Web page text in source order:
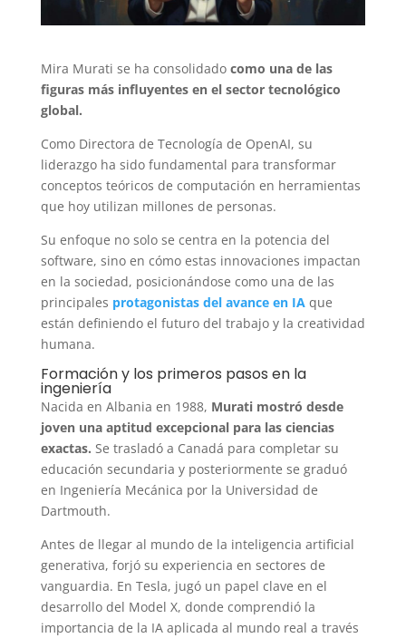
Mira Murati se ha consolidado como una de las
figuras más influyentes en el sector tecnológico
global.
Como Directora de Tecnología de OpenAI, su
liderazgo ha sido fundamental para transformar
conceptos teóricos de computación en herramientas
que hoy utilizan millones de personas.
Su enfoque no solo se centra en la potencia del
software, sino en cómo estas innovaciones impactan
en la sociedad, posicionándose como una de las
principales protagonistas del avance en IAque
están definiendo el futuro del trabajo y la creatividad
humana.
Formación y los primeros pasos en la
ingeniería
Nacida en Albania en 1988, Murati mostró desde
joven una aptitud excepcional para las ciencias
exactas. Se trasladó a Canadá para completar su
educación secundaria y posteriormente se graduó
en Ingeniería Mecánica por la Universidad de
Dartmouth.
Antes de llegar al mundo de la inteligencia artificial
generativa, forjó su experiencia en sectores de
vanguardia. En Tesla, jugó un papel clave en el
desarrollo del Model X, donde comprendió la
importancia de la IA aplicada al mundo real a través